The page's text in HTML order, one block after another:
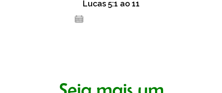
Lucas 5:1 ao 11